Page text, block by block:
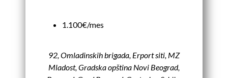
1.100€/mes
92, Omladinskih brigada, Erport siti, MZ
Mladost, Gradska opština Novi Beograd,